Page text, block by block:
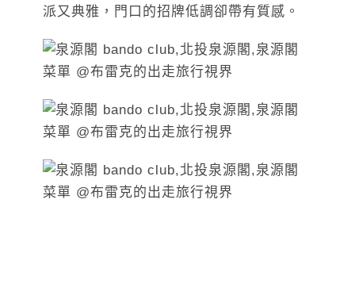
派又典雅，門口的招牌低調卻帶有質感。